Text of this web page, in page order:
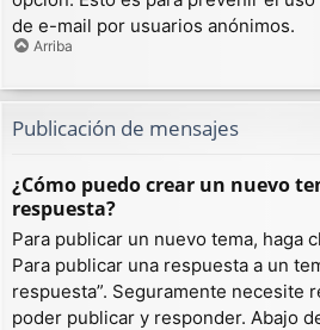
de e-mail por usuarios anónimos.
Arriba
Publicación de mensajes
¿Cómo puedo crear un nuevo
respuesta?
Para publicar un nuevo tema, haga
Para publicar una respuesta a un
respuesta”. Seguramente necesite
poder publicar y responder. Abajo